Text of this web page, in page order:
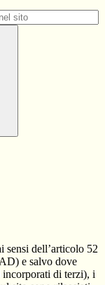
sensi dell’articolo 52
e salvo dove
incorporati di terzi), i